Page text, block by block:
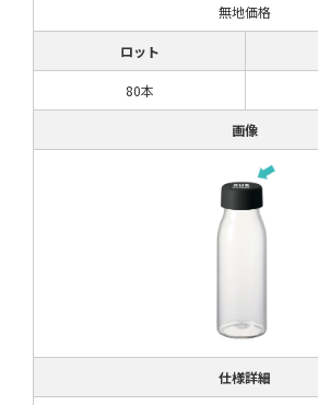
無地価格
ロット
80本
画像
仕様詳細